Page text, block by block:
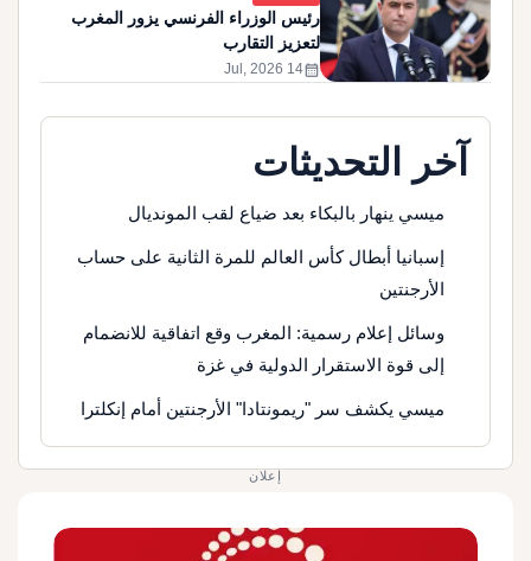
رئيس الوزراء الفرنسي يزور المغرب
لتعزيز التقارب
calendar_month
14 Jul, 2026
آخر التحديثات
ميسي ينهار بالبكاء بعد ضياع لقب المونديال
إسبانيا أبطال كأس العالم للمرة الثانية على حساب
الأرجنتين
وسائل إعلام رسمية: المغرب وقع اتفاقية للانضمام
إلى قوة الاستقرار الدولية في غزة
ميسي يكشف سر "ريمونتادا" الأرجنتين أمام إنكلترا
إعلان